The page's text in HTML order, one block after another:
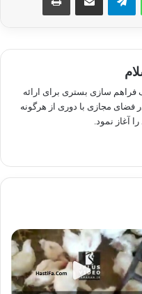
سلام، از سال 1398 با هدف فراهم سازی بستری برای ارائه
فضای مجازی با دوری از هرگونه
آغاز نمود.